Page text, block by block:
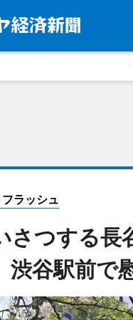
ラッシュ
さつする長
渋谷駅前で